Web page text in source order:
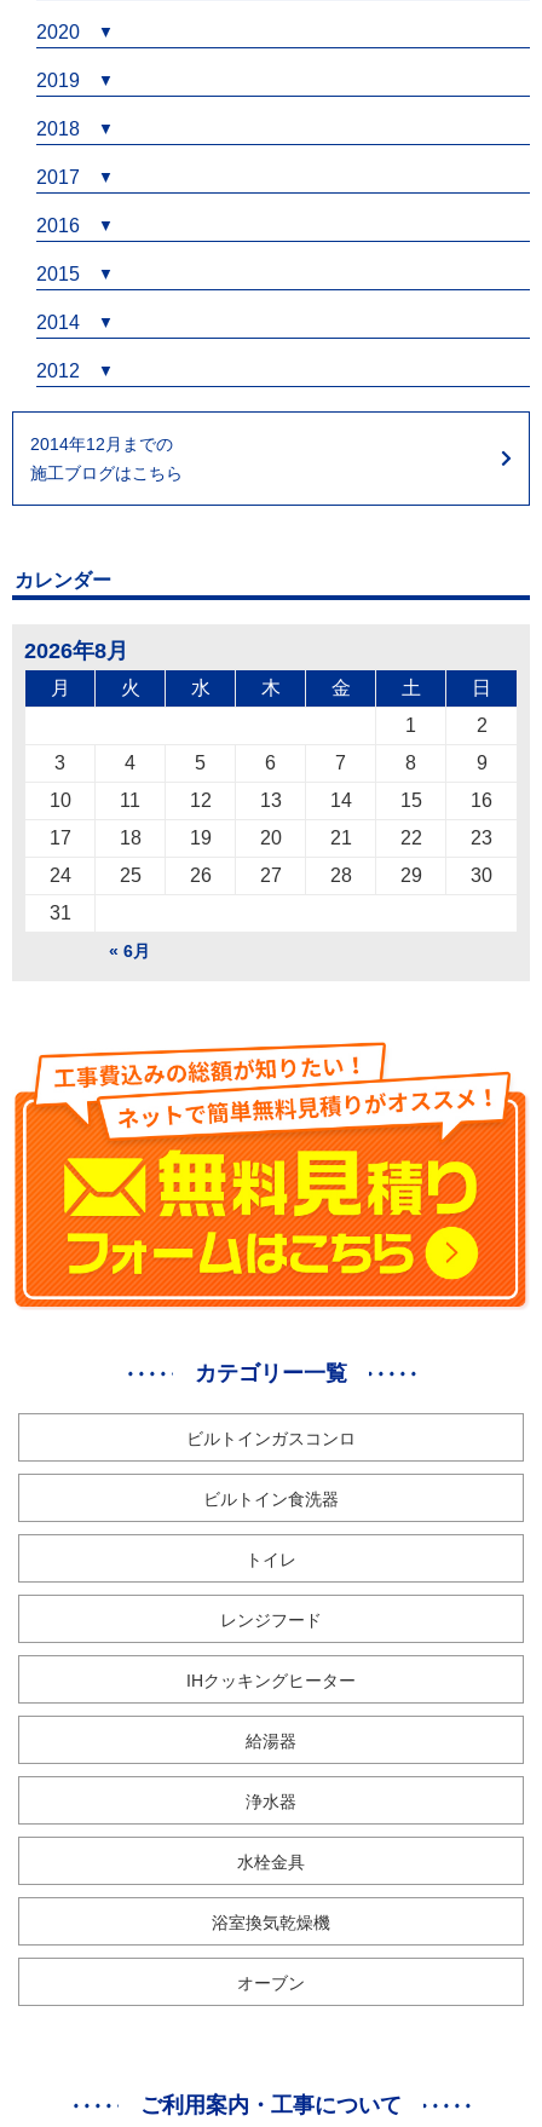
2020
2019
2018
2017
2016
2015
2014
2012
2014年12月までの
施工ブログはこちら
カレンダー
2026年8月
月 火 水 木 金 土 日
« 6月
1
2
3
4 5 6 7 8
9
10
11 12 13 14 15
16
17
18 19 20 21 22
23
24
25 26 27 28 29
30
31
カテゴリー一覧
ビルトインガスコンロ
ビルトイン食洗器
トイレ
レンジフード
IHクッキングヒーター
給湯器
浄水器
水栓金具
浴室換気乾燥機
オーブン
ご利用案内・工事について